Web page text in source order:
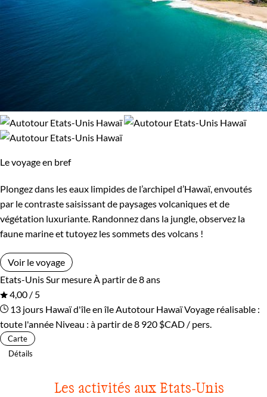
Le voyage en bref
Plongez dans les eaux limpides de l’archipel d’Hawaï, envoutés
par le contraste saisissant de paysages volcaniques et de
végétation luxuriante. Randonnez dans la jungle, observez la
faune marine et tutoyez les sommets des volcans !
Voir le voyage
Etats-Unis Sur mesure À partir de 8 ans
4,00 / 5
13 jours Hawaï d'île en île Autotour HawaïVoyage réalisable :
toute l'année Niveau : à partir de8 920 $CAD / pers.
Carte
Détails
Les activités aux Etats-Unis